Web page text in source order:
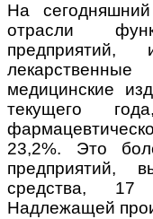
На
отрасли
медицинские
текущего
23,2%. Это
предприятий,
средства, 17
Надлежащей